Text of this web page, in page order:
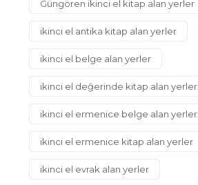
Güngören ikinci el kitap alan yerler
ikinci el antika kitap alan yerler
ikinci el belge alan yerler
ikinci el değerinde kitap alan yerler
ikinci el ermenice belge alan yerler
ikinci el ermenice kitap alan yerler
ikinci el evrak alan yerler